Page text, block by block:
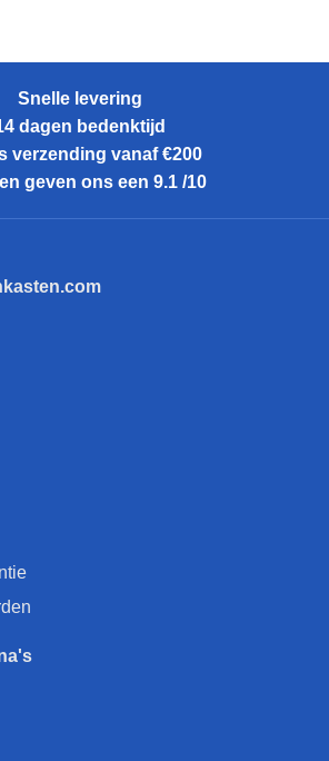
Snelle levering
dagen bedenktijd
verzending vanaf €200
geven ons een 9.1 /10